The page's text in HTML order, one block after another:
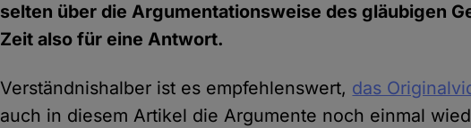
selten über die Argumentationsweise des gläubigen
Zeit also für eine Antwort.
Verständnishalber ist es empfehlenswert, das
auch in diesem Artikel die Argumente noch einmal